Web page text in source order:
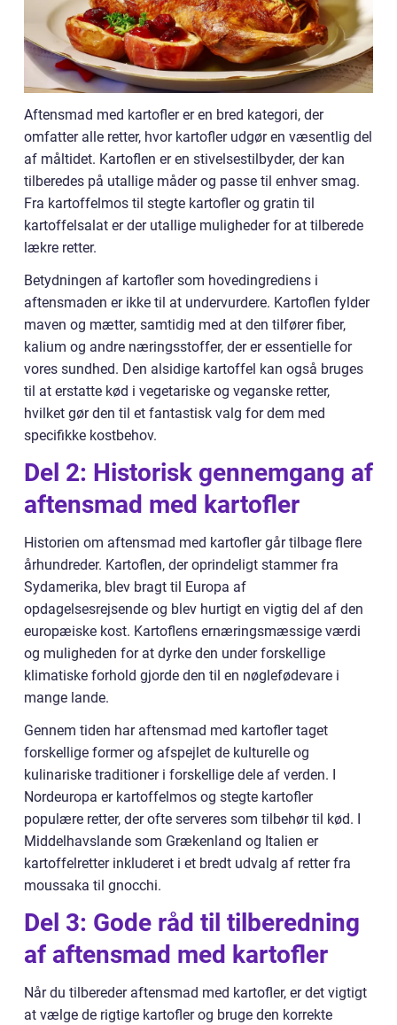
Aftensmad med kartofler er en bred kategori, der
omfatter alle retter, hvor kartofler udgør en væsentlig del
af måltidet. Kartoflen er en stivelsestilbyder, der kan
tilberedes på utallige måder og passe til enhver smag.
Fra kartoffelmos til stegte kartofler og gratin til
kartoffelsalat er der utallige muligheder for at tilberede
lækre retter.
Betydningen af kartofler som hovedingrediens i
aftensmaden er ikke til at undervurdere. Kartoflen fylder
maven og mætter, samtidig med at den tilfører fiber,
kalium og andre næringsstoffer, der er essentielle for
vores sundhed. Den alsidige kartoffel kan også bruges
til at erstatte kød i vegetariske og veganske retter,
hvilket gør den til et fantastisk valg for dem med
specifikke kostbehov.
Del 2: Historisk gennemgang af
aftensmad med kartofler
Historien om aftensmad med kartofler går tilbage flere
århundreder. Kartoflen, der oprindeligt stammer fra
Sydamerika, blev bragt til Europa af
opdagelsesrejsende og blev hurtigt en vigtig del af den
europæiske kost. Kartoflens ernæringsmæssige værdi
og muligheden for at dyrke den under forskellige
klimatiske forhold gjorde den til en nøglefødevare i
mange lande.
Gennem tiden har aftensmad med kartofler taget
forskellige former og afspejlet de kulturelle og
kulinariske traditioner i forskellige dele af verden. I
Nordeuropa er kartoffelmos og stegte kartofler
populære retter, der ofte serveres som tilbehør til kød. I
Middelhavslande som Grækenland og Italien er
kartoffelretter inkluderet i et bredt udvalg af retter fra
moussaka til gnocchi.
Del 3: Gode råd til tilberedning
af aftensmad med kartofler
Når du tilbereder aftensmad med kartofler, er det vigtigt
at vælge de rigtige kartofler og bruge den korrekte